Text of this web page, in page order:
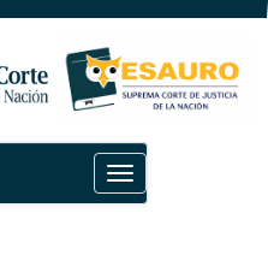
Toggle
navigation